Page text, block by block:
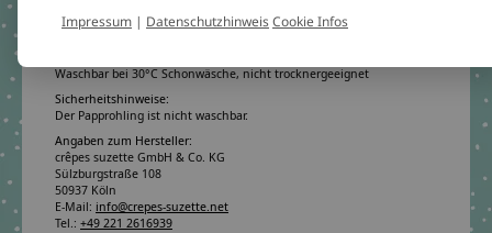
Material des Rohlings:
100% Pappe
Waschbar bei 30°C Schonwäsche, nicht trocknergeeignet
Sicherheitshinweise:
Der Papprohling ist nicht waschbar.
Angaben zum Hersteller:
crêpes suzette GmbH & Co. KG
Sülzburgstraße 108
50937 Köln
E-Mail: info@crepes-suzette.net
Tel.: +49 221 2616939
Impressum | DatenschutzhinweisCookie Infos